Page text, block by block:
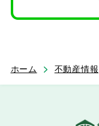
ホーム 不動産情報